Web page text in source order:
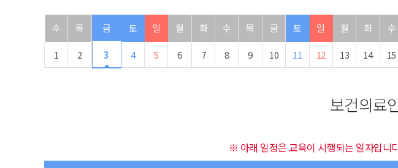
수 목 금 토 일 월 화 수 목 금 토 일 월 화 수
1 2 3 4 5 6 7 8 9 10 11 12 13 14 15
보건의료
※ 아래 일정은 교육이 시행되는 일자입니